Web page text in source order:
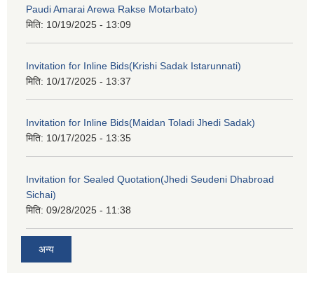
Paudi Amarai Arewa Rakse Motarbato)
मिति: 10/19/2025 - 13:09
Invitation for Inline Bids(Krishi Sadak Istarunnati)
मिति: 10/17/2025 - 13:37
Invitation for Inline Bids(Maidan Toladi Jhedi Sadak)
मिति: 10/17/2025 - 13:35
Invitation for Sealed Quotation(Jhedi Seudeni Dhabroad
Sichai)
मिति: 09/28/2025 - 11:38
अन्य